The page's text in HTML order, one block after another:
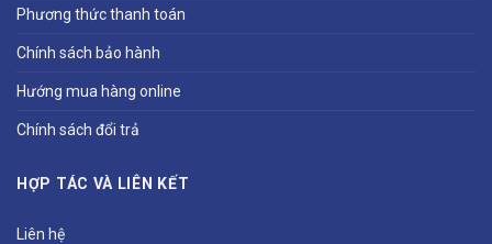
Phương thức thanh toán
Chính sách bảo hành
Hướng mua hàng online
Chính sách đổi trả
HỢP TÁC VÀ LIÊN KẾT
Liên hệ